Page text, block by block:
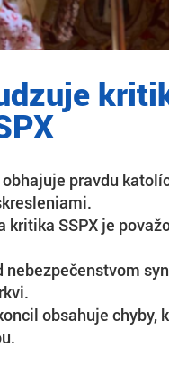
pravdu
SSPX je
nebezpečenstvom
obsahuje chyby,